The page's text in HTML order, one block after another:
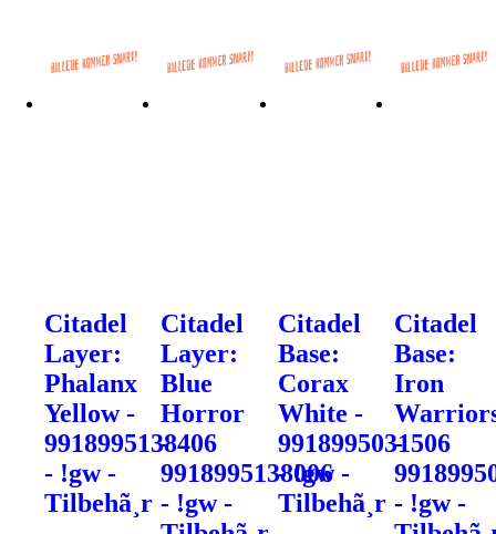
Citadel
Layer:
Phalanx
Yellow -
9918995138406
- !gw -
Tilbehã¸r
Citadel
Layer:
Blue
Horror
-
9918995138006
- !gw -
Citadel
Base:
Corax
White -
9918995031506
- !gw -
Tilbehã¸r
Citadel
Base:
Iron
-
- !gw -